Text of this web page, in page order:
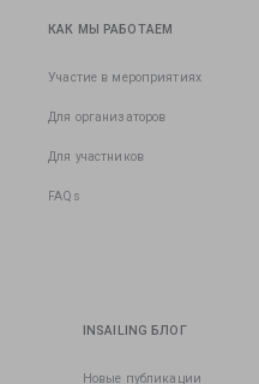
КАК МЫ РАБОТАЕМ
Участие в мероприятиях
Для организаторов
Для участников
FAQs
INSAILING БЛОГ
Новые публикации